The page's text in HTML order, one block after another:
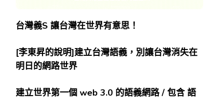
台灣義S 讓台灣在世界有意思！
[李東昇的說明]建立台灣語義，別讓台灣消失在
明日的網路世界
建立世界第一個 web 3.0 的語義網路 / 包含語